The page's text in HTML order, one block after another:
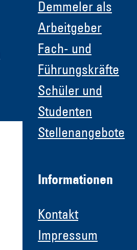
Demmeler als
Arbeitgeber
Fach- und
Führungskräfte
Schüler und
Studenten
Stellenangebote
Informationen
Kontakt
Impressum